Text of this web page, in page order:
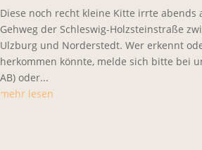
Diese noch recht kleine Kitte irrte abends
Gehweg der Schleswig-Holzsteinstraße
Ulzburg und Norderstedt. Wer erkennt
herkommen könnte, melde sich bitte bei
AB) oder...
mehr lesen